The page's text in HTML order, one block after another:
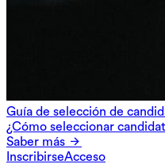
Guía de selección de
¿Cómo seleccionar
Saber más
InscribirseAcceso